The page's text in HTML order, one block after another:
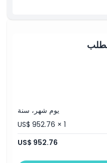
يوم شهر، سنة
US$ 952.76 × 1
US$ 952.76